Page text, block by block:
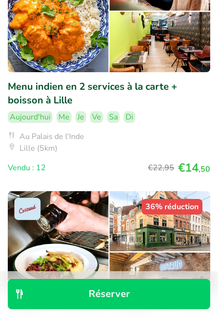
Réserver
Menu indien en 2 services à la carte +
boisson à Lille
Aujourd'hui Me Je Ve Sa
Di
Au Palais de l'Inde
Lille (5km)
Vendu : 12
€22,95 €14,50
36% réduction